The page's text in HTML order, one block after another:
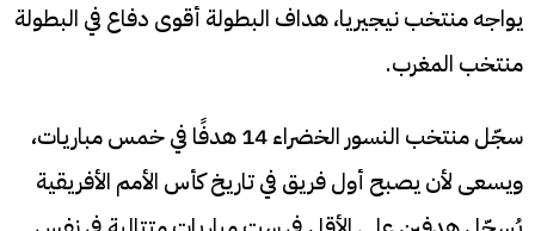
يواجه منتخب نيجيريا، هداف البطولة أقوى دفاع في البطولة
منتخب المغرب.
سجّل منتخب النسور الخضراء 14 هدفًا في خمس مباريات،
ويسعى لأن يصبح أول فريق في تاريخ كأس الأمم الأفريقية